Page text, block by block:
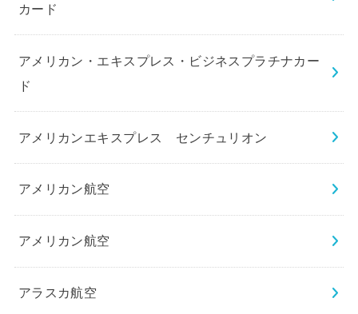
カード
アメリカン・エキスプレス・ビジネスプラチナカー
ド
アメリカンエキスプレス センチュリオン
アメリカン航空
アメリカン航空
アラスカ航空